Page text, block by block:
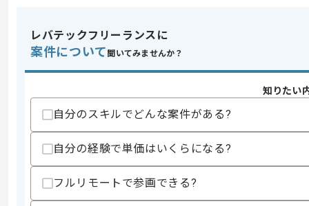
スキルに不安がある方へ
上記に似た経験やスキルをお持ちであれば申
その他募集要項
商談回数
1回
募集人数
1人
作業開始日
レバテックフリーランスに
案件について 聞いてみませんか？
知りたい
自分のスキルでどんな案件がある?
自分の経験で単価はいくらになる?
フルリモートで参画できる?